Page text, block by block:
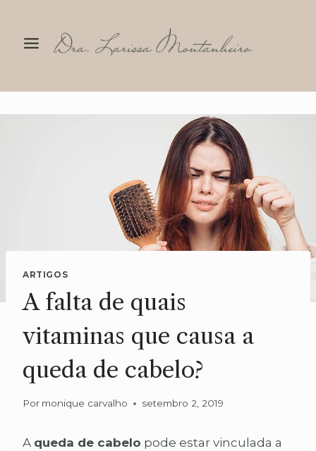
ARTIGOS
A falta de quais
vitaminas que causa a
queda de cabelo?
Por monique carvalho setembro 2, 2019
A queda de cabelo pode estar vinculada a